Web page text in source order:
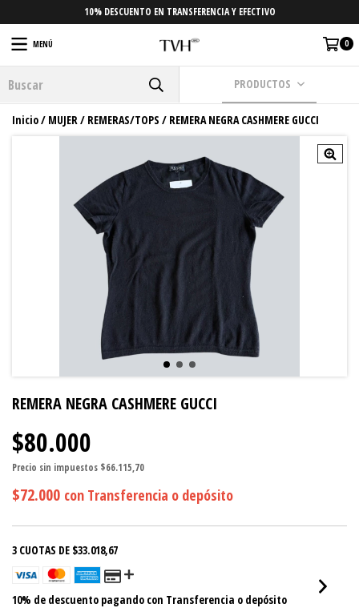
10% DESCUENTO EN TRANSFERENCIA Y EFECTIVO
MENÚ 0
PRODUCTOS
Inicio/ MUJER/ REMERAS/TOPS / REMERA NEGRA CASHMERE GUCCI
REMERA NEGRA CASHMERE GUCCI
$80.000
Precio sin impuestos $66.115,70
$72.000 con Transferencia o depósito
3 CUOTAS DE $33.018,67
10% de descuento pagando con Transferencia o depósito